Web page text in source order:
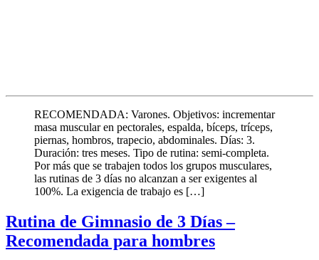
RECOMENDADA: Varones. Objetivos: incrementar
masa muscular en pectorales, espalda, bíceps, tríceps,
piernas, hombros, trapecio, abdominales. Días: 3.
Duración: tres meses. Tipo de rutina: semi-completa.
Por más que se trabajen todos los grupos musculares,
las rutinas de 3 días no alcanzan a ser exigentes al
100%. La exigencia de trabajo es […]
Rutina de Gimnasio de 3 Días –
Recomendada para hombres